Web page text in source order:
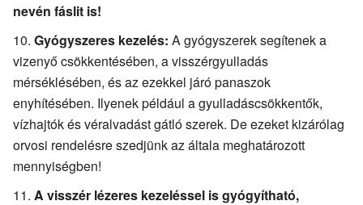
nevén fáslit is!
Gyógyszeres kezelés: A gyógyszerek segítenek a
vizenyő csökkentésében, a visszérgyulladás
mérséklésében, és az ezekkel járó panaszok
enyhítésében. Ilyenek például a gyulladáscsökkentők,
vízhajtók és véralvadást gátló szerek. De ezeket kizárólag
orvosi rendelésre szedjünk az általa meghatározott
mennyiségben!
A visszér lézeres kezeléssel is gyógyítható,